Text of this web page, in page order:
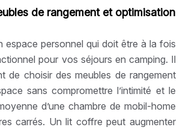
de rangement et optimisation
espace personnel qui doit être à la fois
pour vos séjours en camping. Il
de choisir des meubles de rangement
sans compromettre l’intimité et le
d’une chambre de mobil-home
carrés. Un lit coffre peut augmenter